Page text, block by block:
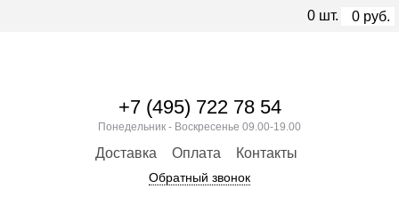
+7 (495) 722 78 54
Понедельник - Воскресенье 09.00-19.00
Доставка Оплата Контакты
Обратный звонок
0 шт. 0 руб.